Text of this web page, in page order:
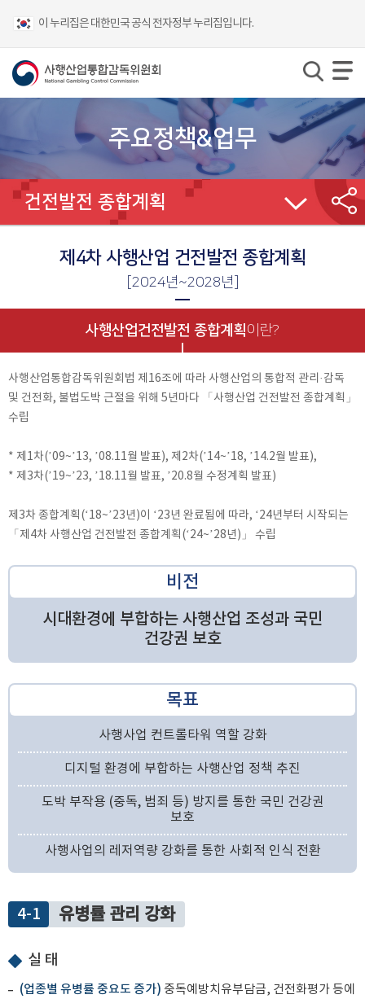
이 누리집은 대한민국 공식 전자정부 누리집입니다.
주요정책&업무
건전발전 종합계획
제4차 사행산업 건전발전 종합계획
[2024년~2028년]
사행산업건전발전 종합계획이란?
사행산업통합감독위원회법 제16조에 따라 사행산업의 통합적 관리·감독
및 건전화, 불법도박 근절을 위해 5년마다 「사행산업 건전발전 종합계획」
수립
* 제1차(’09~’13, ’08.11월 발표), 제2차(’14~’18, ’14.2월 발표),
* 제3차(’19~’23, ’18.11월 발표, ’20.8월 수정계획 발표)
제3차 종합계획(‘18~’23년)이 ‘23년 완료됨에 따라, ‘24년부터 시작되는
「제4차 사행산업 건전발전 종합계획(‘24~’28년)」 수립
비전
시대환경에 부합하는 사행산업 조성과 국민
건강권 보호
목표
사행사업 컨트롤타워 역할 강화
디지털 환경에 부합하는 사행산업 정책 추진
도박 부작용 (중독, 범죄 등) 방지를 통한 국민 건강권
보호
사행사업의 레저역량 강화를 통한 사회적 인식 전환
4-1 유병률 관리 강화
실 태
(업종별 유병률 중요도 증가) 중독예방치유부담금, 건전화평가 등에